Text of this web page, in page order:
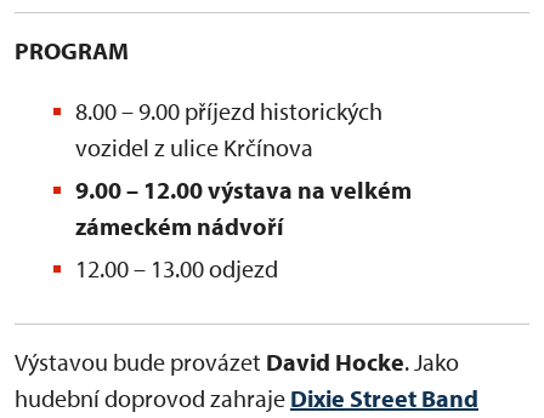
PROGRAM
8.00 – 9.00 příjezd historických
vozidel z ulice Krčínova
9.00 – 12.00 výstava na velkém
zámeckém nádvoří
12.00 – 13.00 odjezd
Výstavou bude provázet David Hocke. Jako
hudební doprovod zahraje Dixie Street Band